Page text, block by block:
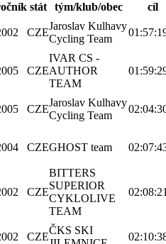
stát tým/klub/obec cíl
CZE
Jaroslav Kulhavy
Cycling Team
CZE
IVAR CS -
AUTHOR
TEAM
CZE
Jaroslav Kulhavy
Cycling Team
CZEGHOST team
CZE
BITTERS
SUPERIOR
CYKLOLIVE
TEAM
CZE
ČKS SKI